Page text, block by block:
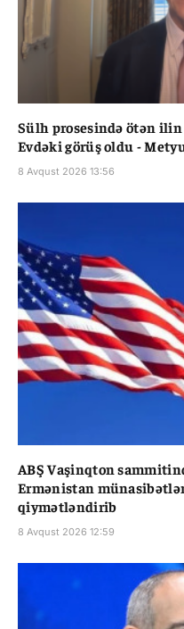
Sülh prosesində ötən
Evdəki görüş oldu -
8 Avqust 2026 13:56
ABŞ Vaşinqton
Ermənistan
qiymətləndirib
8 Avqust 2026 12:59